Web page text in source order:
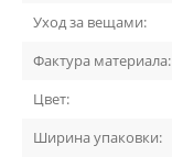
Уход за вещами:
Фактура материала:
Цвет:
Ширина упаковки: